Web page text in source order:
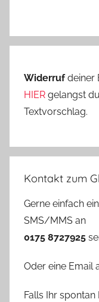
Widerrufdeiner
HIER gelangst
Textvorschlag.
Kontakt zum
Gerne einfach
SMS/MMS an
0175 8727925
Oder eine Email
Falls Ihr